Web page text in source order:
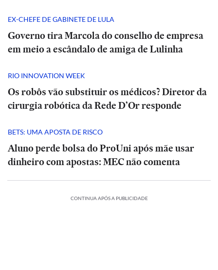
EX-CHEFE DE GABINETE DE LULA
Governo tira Marcola do conselho de empresa
em meio a escândalo de amiga de Lulinha
RIO INNOVATION WEEK
Os robôs vão substituir os médicos? Diretor da
cirurgia robótica da Rede D’Or responde
BETS: UMA APOSTA DE RISCO
Aluno perde bolsa do ProUni após mãe usar
dinheiro com apostas: MEC não comenta
CONTINUA APÓS A PUBLICIDADE